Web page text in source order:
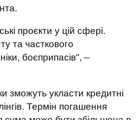
проєкти у цій сфері.
та часткового
боєприпасів", –
зможуть укласти кредитні
Термін погашення